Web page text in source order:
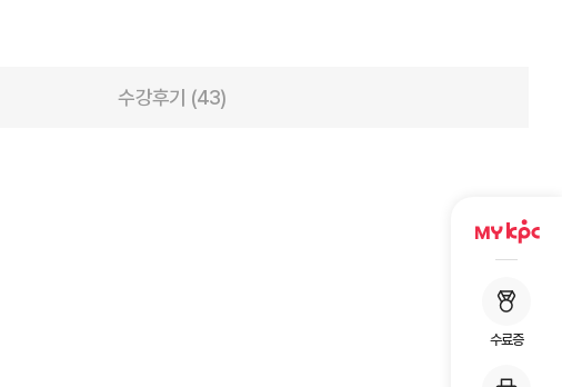
수료증
수강후기 (43)